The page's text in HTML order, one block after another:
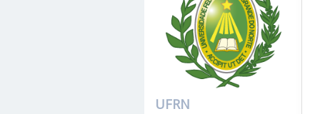
UFRN